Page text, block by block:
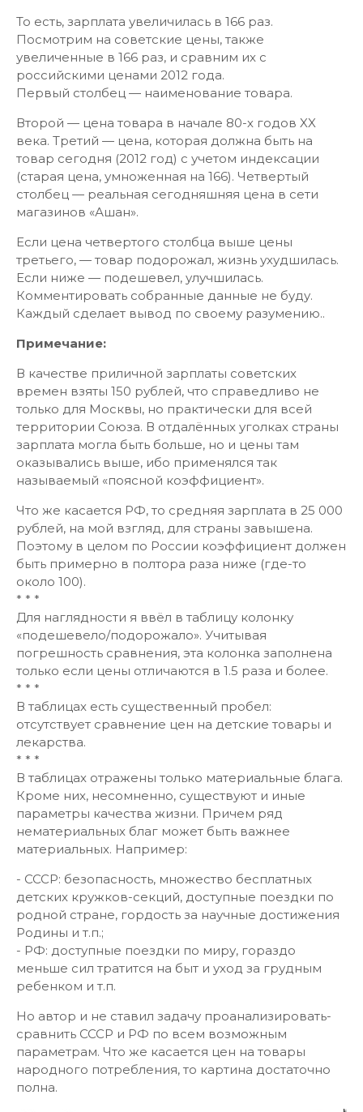
То есть, зарплата увеличилась в 166 раз.
Посмотрим на советские цены, также
увеличенные в 166 раз, и сравним их с
российскими ценами 2012 года.
Первый столбец — наименование товара.
Второй — цена товара в начале 80-х годов XX
века. Третий — цена, которая должна быть на
товар сегодня (2012 год) с учетом индексации
(старая цена, умноженная на 166). Четвертый
столбец — реальная сегодняшняя цена в сети
магазинов «Ашан».
Если цена четвертого столбца выше цены
третьего, — товар подорожал, жизнь ухудшилась.
Если ниже — подешевел, улучшилась.
Комментировать собранные данные не буду.
Каждый сделает вывод по своему разумению..
Примечание:
В качестве приличной зарплаты советских
времен взяты 150 рублей, что справедливо не
только для Москвы, но практически для всей
территории Союза. В отдалённых уголках страны
зарплата могла быть больше, но и цены там
оказывались выше, ибо применялся так
называемый «поясной коэффициент».
Что же касается РФ, то средняя зарплата в 25 000
рублей, на мой взгляд, для страны завышена.
Поэтому в целом по России коэффициент должен
быть примерно в полтора раза ниже (где-то
около 100).
* * *
Для наглядности я ввёл в таблицу колонку
«подешевело/подорожало». Учитывая
погрешность сравнения, эта колонка заполнена
только если цены отличаются в 1.5 раза и более.
* * *
В таблицах есть существенный пробел:
отсутствует сравнение цен на детские товары и
лекарства.
* * *
В таблицах отражены только материальные блага.
Кроме них, несомненно, существуют и иные
параметры качества жизни. Причем ряд
нематериальных благ может быть важнее
материальных. Например:
- СССР: безопасность, множество бесплатных
детских кружков-секций, доступные поездки по
родной стране, гордость за научные достижения
Родины и т.п.;
- РФ: доступные поездки по миру, гораздо
меньше сил тратится на быт и уход за грудным
ребенком и т.п.
Но автор и не ставил задачу проанализировать-
сравнить СССР и РФ по всем возможным
параметрам. Что же касается цен на товары
народного потребления, то картина достаточно
полна.